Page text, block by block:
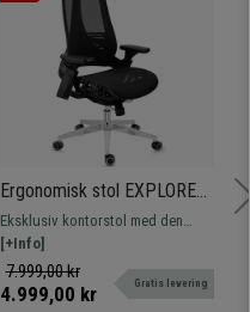
Ergonomisk stol EXPLORER,
Fuldt Justerbar, Moderne
Design, Avanceret
Teknologi, I Sort
Eksklusiv kontorstol med den
nyeste teknologi. Fuldt justerbar
og ergonomisk, meget
komfortabel og af høj kvalitet.
[+Info]
7.999,00 kr
4.999,00 kr Gratis levering